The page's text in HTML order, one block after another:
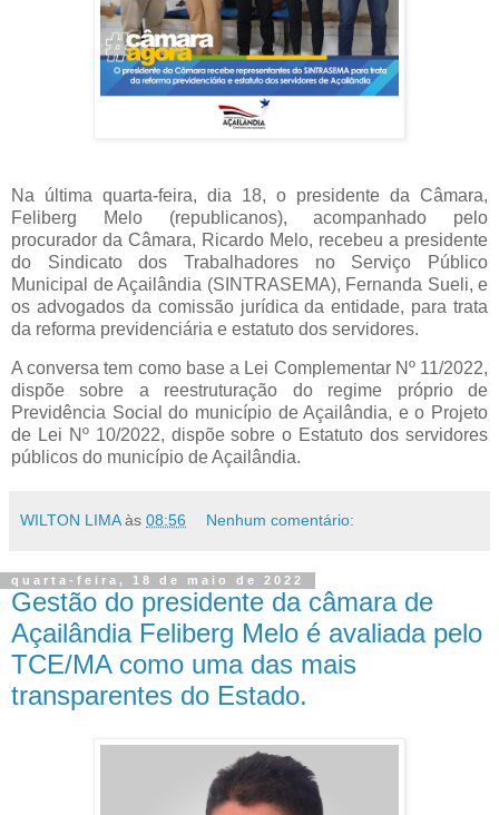
Na última quarta-feira, dia 18, o presidente da Câmara,
Feliberg Melo (republicanos), acompanhado pelo
procurador da Câmara, Ricardo Melo, recebeu a presidente
do Sindicato dos Trabalhadores no Serviço Público
Municipal de Açailândia (SINTRASEMA), Fernanda Sueli, e
os advogados da comissão jurídica da entidade, para trata
da reforma previdenciária e estatuto dos servidores.
A conversa tem como base a Lei Complementar Nº 11/2022,
dispõe sobre a reestruturação do regime próprio de
Previdência Social do município de Açailândia, e o Projeto
de Lei Nº 10/2022, dispõe sobre o Estatuto dos servidores
públicos do município de Açailândia.
WILTON LIMA às 08:56 Nenhum comentário:
quarta-feira, 18 de maio de 2022
Gestão do presidente da câmara de
Açailândia Feliberg Melo é avaliada pelo
TCE/MA como uma das mais
transparentes do Estado.